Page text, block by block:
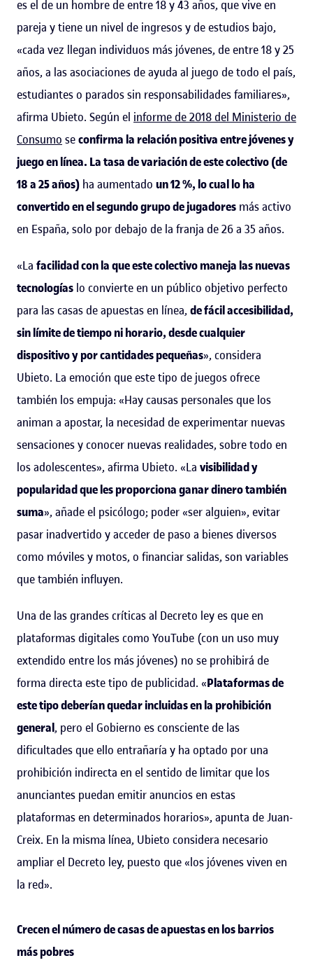
es el de un hombre de entre 18 y 43 años, que vive en
pareja y tiene un nivel de ingresos y de estudios bajo,
«cada vez llegan individuos más jóvenes, de entre 18 y 25
años, a las asociaciones de ayuda al juego de todo el país,
estudiantes o parados sin responsabilidades familiares»,
afirma Ubieto. Según el informe de 2018 del Ministerio de
Consumo seconfirma la relación positiva entre jóvenes y
juego en línea. La tasa de variación de este colectivo (de
18 a 25 años) ha aumentado un 12 %, lo cual lo ha
convertido en el segundo grupo de jugadores más activo
en España, solo por debajo de la franja de 26 a 35 años.
«La facilidad con la que este colectivo maneja las nuevas
tecnologías lo convierte en un público objetivo perfecto
para las casas de apuestas en línea, de fácil accesibilidad,
sin límite de tiempo ni horario, desde cualquier
dispositivo y por cantidades pequeñas», considera
Ubieto. La emoción que este tipo de juegos ofrece
también los empuja: «Hay causas personales que los
animan a apostar, la necesidad de experimentar nuevas
sensaciones y conocer nuevas realidades, sobre todo en
los adolescentes», afirma Ubieto. «La visibilidad y
popularidad que les proporciona ganar dinero también
suma», añade el psicólogo; poder «ser alguien», evitar
pasar inadvertido y acceder de paso a bienes diversos
como móviles y motos, o financiar salidas, son variables
que también influyen.
Una de las grandes críticas al Decreto ley es que en
plataformas digitales como YouTube (con un uso muy
extendido entre los más jóvenes) no se prohibirá de
forma directa este tipo de publicidad. «Plataformas de
este tipo deberían quedar incluidas en la prohibición
general, pero el Gobierno es consciente de las
dificultades que ello entrañaría y ha optado por una
prohibición indirecta en el sentido de limitar que los
anunciantes puedan emitir anuncios en estas
plataformas en determinados horarios», apunta de Juan-
Creix. En la misma línea, Ubieto considera necesario
ampliar el Decreto ley, puesto que «los jóvenes viven en
la red».
Crecen el número de casas de apuestas en los barrios
más pobres